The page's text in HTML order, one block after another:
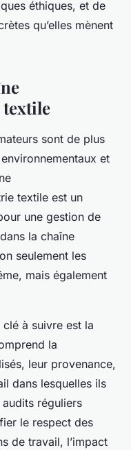
éthiques, et de
qu’elles mènent
textile
sont de plus
et
textile est un
une gestion de
la chaîne
seulement les
mais également
à suivre est la
la
leur provenance,
dans lesquelles ils
réguliers
le respect des
de travail, l’impact